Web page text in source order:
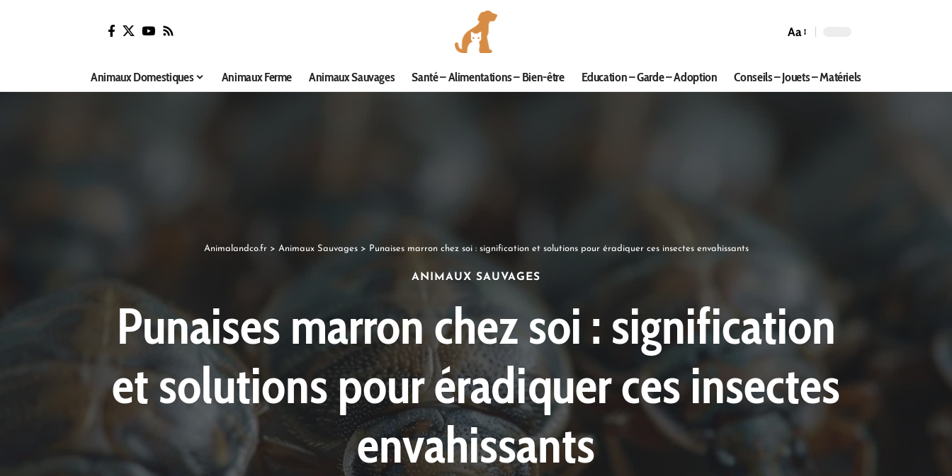
Aa
Animaux Domestiques Animaux Ferme Animaux Sauvages Santé – Alimentations – Bien-être Education – Garde – Adoption Conseils – Jouets – Matériels
Animalandco.fr> Animaux Sauvages> Punaises marron chez soi : signification et solutions pour éradiquer ces insectes envahissants
ANIMAUX SAUVAGES
Punaises marron chez soi : signification
et solutions pour éradiquer ces insectes
envahissants